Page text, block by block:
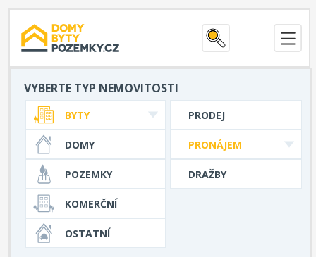
VYBERTE TYP NEMOVITOSTI
PRODEJ
PRONÁJEM
DRAŽBY
BYTY
DOMY
POZEMKY
KOMERČNÍ
OSTATNÍ